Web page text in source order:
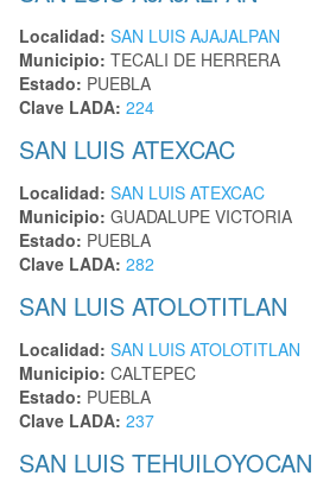
Localidad: SAN LUIS AJAJALPAN
Municipio: TECALI DE HERRERA
Estado: PUEBLA
Clave LADA: 224
SAN LUIS ATEXCAC
Localidad: SAN LUIS ATEXCAC
Municipio: GUADALUPE VICTORIA
Estado: PUEBLA
Clave LADA: 282
SAN LUIS ATOLOTITLAN
Localidad: SAN LUIS ATOLOTITLAN
Municipio: CALTEPEC
Estado: PUEBLA
Clave LADA: 237
SAN LUIS TEHUILOYOCAN